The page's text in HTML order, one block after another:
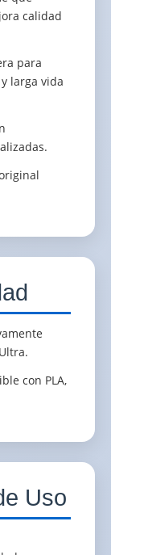
calidad
para
larga vida
con PLA,
Uso